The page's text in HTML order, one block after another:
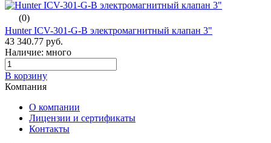
(0)
Hunter ICV-301-G-B электромагнитный клапан 3"
43 340.77 руб.
Наличие: много
В корзину
Компания
О компании
Лицензии и сертификаты
Контакты